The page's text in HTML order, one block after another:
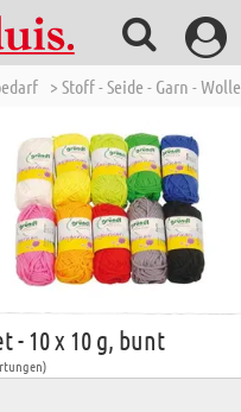
> Stoff - Seide - Garn - Wolle
- 10 x 10 g, bunt